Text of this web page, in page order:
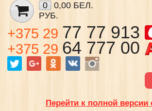
0
0,00 БЕЛ.
РУБ.
+375 29 77 77 913
+375 29 64 777 00
Перейти к полной версии